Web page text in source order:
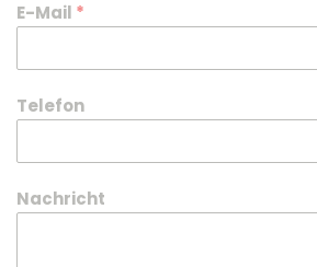
E-Mail *
Telefon
Nachricht